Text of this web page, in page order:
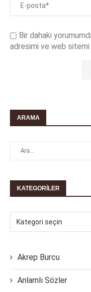
Bir dahaki
adresimi ve web sitemi
ARAMA
KATEGORILER
Akrep Burcu
Anlamlı Sözler